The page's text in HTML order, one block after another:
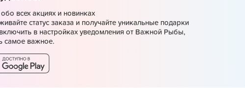
всех акциях и новинках
статус заказа и получайте уникальные подарки
в настройках уведомления от Важной Рыбы,
самое важное.